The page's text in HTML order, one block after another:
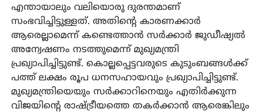
എന്തായാലും വലിയൊരു ദുരന്തമാണ്
സംഭവിച്ചിട്ടുള്ളത്. അതിന്റെ കാരണക്കാര്‍
ആരെല്ലാമെന്ന് കണ്ടെത്താന്‍ സര്‍ക്കാര്‍ ജുഡീഷ്യല്‍
അന്വേഷണം നടത്തുമെന്ന് മുഖ്യമന്ത്രി
പ്രഖ്യാപിച്ചിട്ടുണ്ട്. കൊല്ലപ്പെട്ടവരുടെ കുടുംബങ്ങള്‍ക്ക്
പത്ത് ലക്ഷം രൂപ ധനസഹായവും പ്രഖ്യാപിച്ചിട്ടുണ്ട്.
മുഖ്യമന്ത്രിയെയും സര്‍ക്കാറിനെയും എതിര്‍ക്കുന്ന
വിജയിന്റെ രാഷ്ട്രീയത്തെ തകര്‍ക്കാന്‍ ആരെങ്കിലും